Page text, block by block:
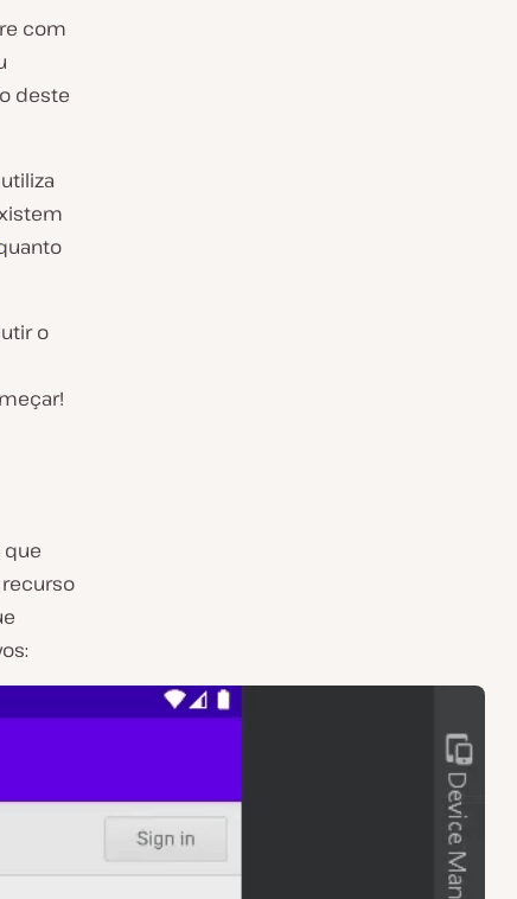
com
deste
utiliza
o